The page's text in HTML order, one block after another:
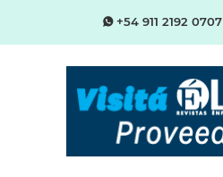
+54 911 2192 0707